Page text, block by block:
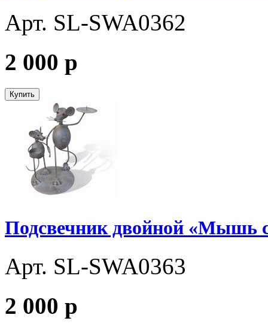
Арт. SL-SWA0362
2 000 p
Купить
Подсвечник двойной «Мышь
Арт. SL-SWA0363
2 000 p